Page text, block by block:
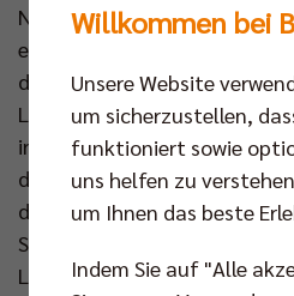
Nach der Olympiade ist vor
ein sehr ereignisreiches Jahr:
dato erfolgreichste
Laura Ludwig, zum letzten
internationalen Bühne. In
das Duo Lippmann/Ludwig
der Olympiade 2024 in einem
Schnelldurchlauf qualifiziert.
Ludwig dazu entschieden
Willkommen bei
Unsere Website
um sicherzustellen,
funktioniert sowie
uns helfen zu
um Ihnen das beste
Indem Sie auf "Alle